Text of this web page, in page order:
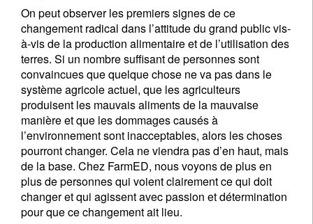
On peut observer les premiers signes de ce
changement radical dans l’attitude du grand public vis-
à-vis de la production alimentaire et de l’utilisation des
terres. Si un nombre suffisant de personnes sont
convaincues que quelque chose ne va pas dans le
système agricole actuel, que les agriculteurs
produisent les mauvais aliments de la mauvaise
manière et que les dommages causés à
l’environnement sont inacceptables, alors les choses
pourront changer. Cela ne viendra pas d’en haut, mais
de la base. Chez FarmED, nous voyons de plus en
plus de personnes qui voient clairement ce qui doit
changer et qui agissent avec passion et détermination
pour que ce changement ait lieu.